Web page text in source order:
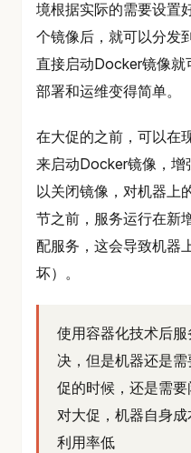
境根据实际的需要设置
个镜像后，就可以分发
直接启动Docker镜像就
部署和运维变得简单。
在大促的之前，可以在
来启动Docker镜像，增
以关闭镜像，对机器上
节之前，服务运行在新
配服务，这会导致机器
坏）。
使用容器化技术后
决，但是机器还是
促的时候，还是需
对大促，机器自身
利用率低